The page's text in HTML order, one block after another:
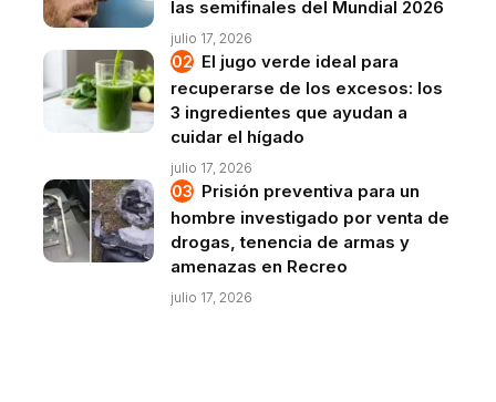
las semifinales del Mundial 2026
julio 17, 2026
El jugo verde ideal para
recuperarse de los excesos: los
3 ingredientes que ayudan a
cuidar el hígado
julio 17, 2026
Prisión preventiva para un
hombre investigado por venta de
drogas, tenencia de armas y
amenazas en Recreo
julio 17, 2026